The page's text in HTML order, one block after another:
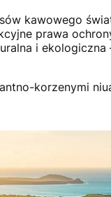
kawowego
prawa
i
korzenymi